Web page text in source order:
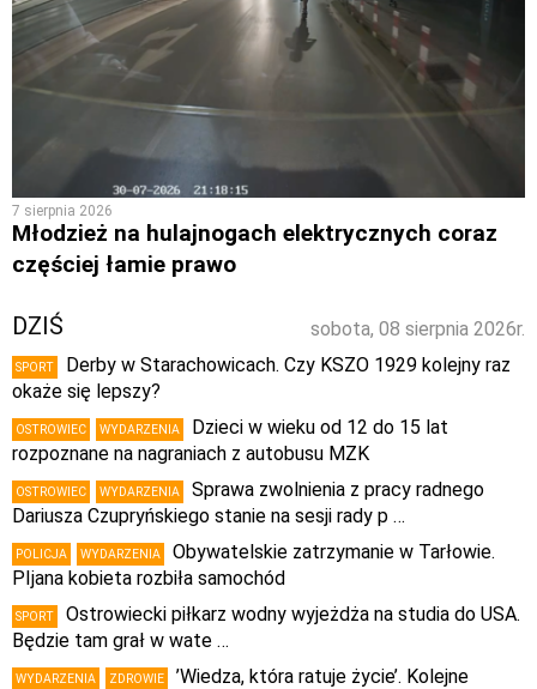
7 sierpnia 2026
Młodzież na hulajnogach elektrycznych coraz
częściej łamie prawo
sobota, 08 sierpnia 2026r.
DZIŚ
SPORT
Derby w Starachowicach. Czy KSZO 1929 kolejny raz
okaże się lepszy?
OSTROWIEC WYDARZENIA
Dzieci w wieku od 12 do 15 lat
rozpoznane na nagraniach z autobusu MZK
OSTROWIEC WYDARZENIA
Sprawa zwolnienia z pracy radnego
Dariusza Czupryńskiego stanie na sesji rady p …
POLICJA WYDARZENIA
Obywatelskie zatrzymanie w Tarłowie.
PIjana kobieta rozbiła samochód
SPORT
Ostrowiecki piłkarz wodny wyjeżdża na studia do USA.
Będzie tam grał w wate …
WYDARZENIA ZDROWIE
’Wiedza, która ratuje życie’. Kolejne